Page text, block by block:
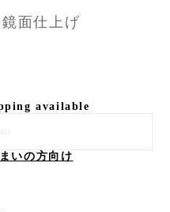
面仕上げ
available
いの方向け